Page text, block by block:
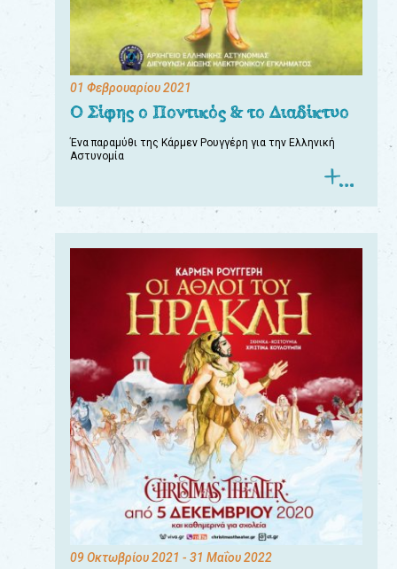
01 Φεβρουαρίου 2021
Ο Σίφης ο Ποντικός & το Διαδίκτυο
Ένα παραμύθι της Κάρμεν Ρουγγέρη για την Ελληνική
Αστυνομία
09 Οκτωβρίου 2021 - 31 Μαΐου 2022